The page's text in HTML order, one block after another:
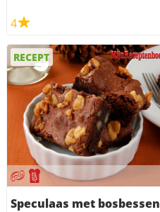
4
RECEPT
Speculaas met bosbessen